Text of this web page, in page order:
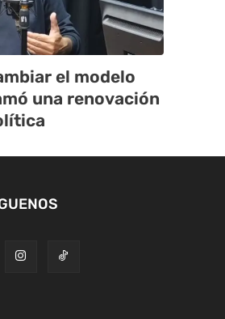
el modelo
una renovación